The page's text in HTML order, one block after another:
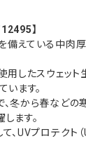
】
えている中肉厚
用したスウェッ
います。
冬から春などの
ます。
、UVプロテクト